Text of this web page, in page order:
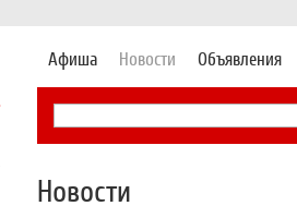
Афиша Новости Объявления
Новости